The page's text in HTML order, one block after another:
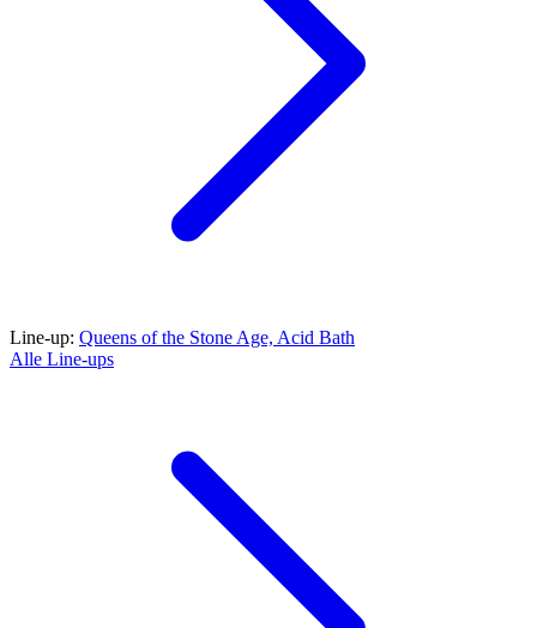
Line-up: Queens of the Stone Age, Acid Bath
Alle Line-ups